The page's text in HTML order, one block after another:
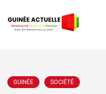
GUINÉE SOCIÉTÉ